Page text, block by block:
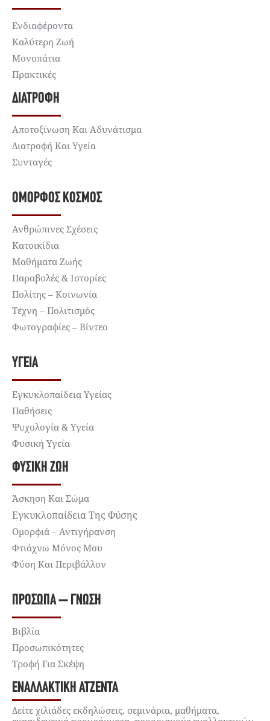
Ενδιαφέροντα
Καλύτερη Ζωή
Μονοπάτια
Πρακτικές
ΔΙΑΤΡΟΦΉ
Αποτοξίνωση Και Αδυνάτισμα
Διατροφή Και Υγεία
Συνταγές
ΌΜΟΡΦΟΣ ΚΌΣΜΟΣ
Ανθρώπινες Σχέσεις
Κατοικίδια
Μαθήματα Ζωής
Παραβολές & Ιστορίες
Πολίτης – Κοινωνία
Τέχνη – Πολιτισμός
Φωτογραφίες – Βίντεο
ΥΓΕΊΑ
Εγκυκλοπαίδεια Υγείας
Παθήσεις
Ψυχολογία & Υγεία
Φυσική Υγεία
ΦΥΣΙΚΉ ΖΩΉ
Άσκηση Και Σώμα
Εγκυκλοπαίδεια Της Φύσης
Ομορφιά – Αντιγήρανση
Φτιάχνω Μόνος Μου
Φύση Και Περιβάλλον
ΠΡΌΣΩΠΑ – ΓΝΏΣΗ
Βιβλία
Προσωπικότητες
Τροφή Για Σκέψη
ΕΝΑΛΛΑΚΤΙΚΉ ΑΤΖΈΝΤΑ
Δείτε χιλιάδες εκδηλώσεις, σεμινάρια, μαθήματα,